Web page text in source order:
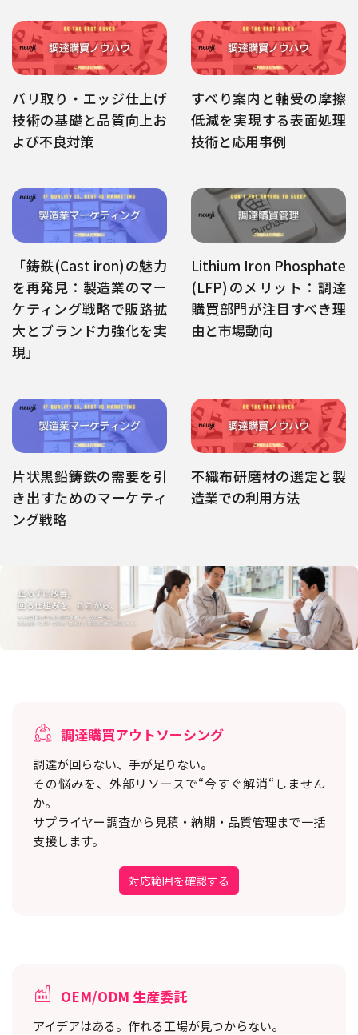
バリ取り・エッジ仕上げ
技術の基礎と品質向上お
よび不良対策
すべり案内と軸受の摩擦
低減を実現する表面処理
技術と応用事例
「鋳鉄(Cast iron)の魅力
を再発見：製造業のマー
ケティング戦略で販路拡
大とブランド力強化を実
現」
Lithium Iron Phosphate
(LFP)のメリット：調達
購買部門が注目すべき理
由と市場動向
片状黒鉛鋳鉄の需要を引
き出すためのマーケティ
ング戦略
不織布研磨材の選定と製
造業での利用方法
調達購買アウトソーシング
調達が回らない、手が足りない。
その悩みを、外部リソースで“今すぐ解消“しません
か。
サプライヤー調査から見積・納期・品質管理まで一括
支援します。
対応範囲を確認する
OEM/ODM 生産委託
アイデアはある。作れる工場が見つからない。